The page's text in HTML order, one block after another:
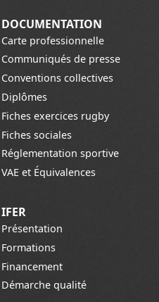
DOCUMENTATION
Carte professionnelle
Communiqués de presse
Conventions collectives
Diplômes
Fiches exercices rugby
Fiches sociales
Réglementation sportive
VAE et Équivalences
IFER
Présentation
Formations
Financement
Démarche qualité